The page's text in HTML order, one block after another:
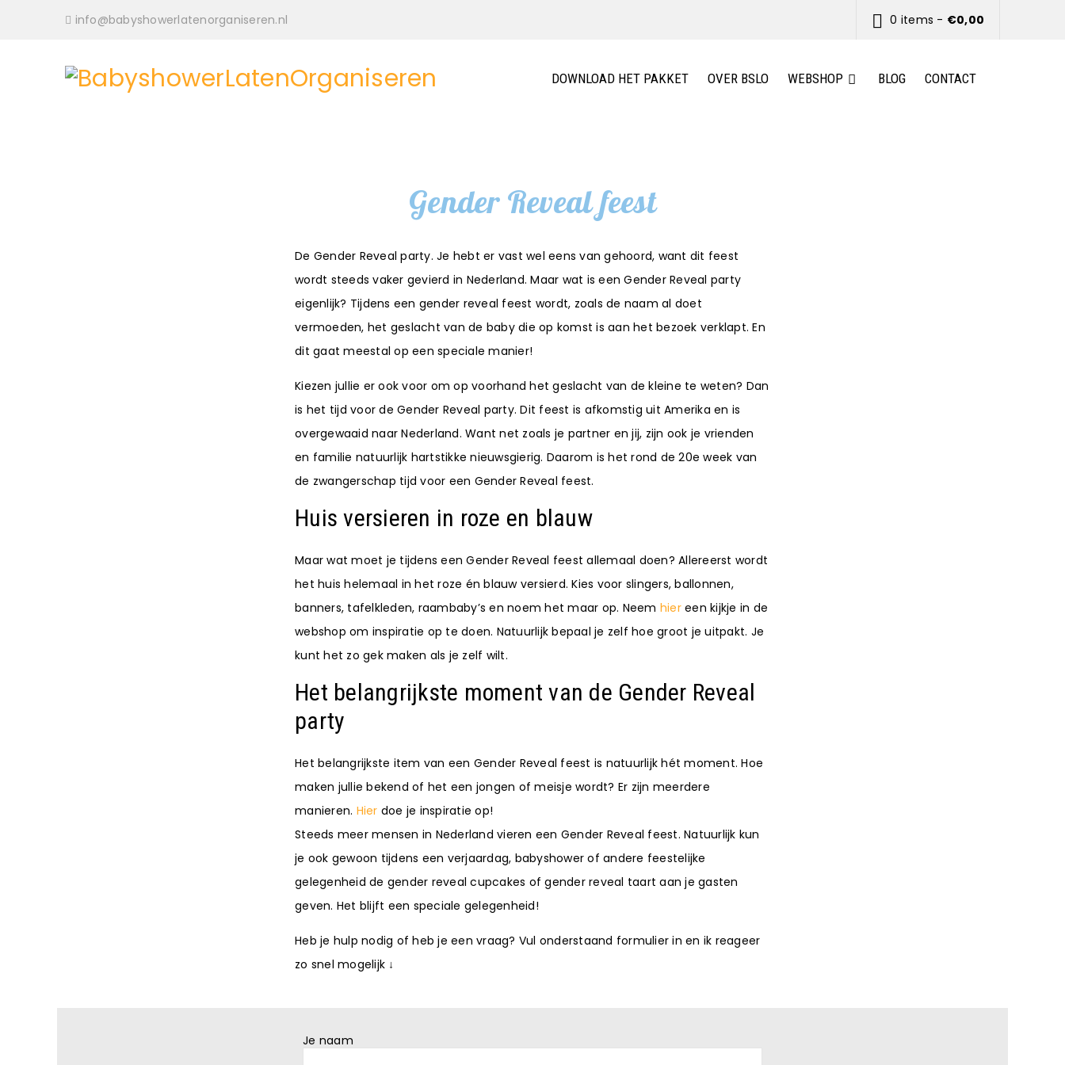
info@babyshowerlatenorganiseren.nl 0 items - €0,00
DOWNLOAD HET PAKKET OVER BSLO WEBSHOP BLOG CONTACT
Gender Reveal feest
De Gender Reveal party. Je hebt er vast wel eens van gehoord, want dit feest
wordt steeds vaker gevierd in Nederland. Maar wat is een Gender Reveal party
eigenlijk? Tijdens een gender reveal feest wordt, zoals de naam al doet
vermoeden, het geslacht van de baby die op komst is aan het bezoek verklapt. En
dit gaat meestal op een speciale manier!
Kiezen jullie er ook voor om op voorhand het geslacht van de kleine te weten? Dan
is het tijd voor de Gender Reveal party. Dit feest is afkomstig uit Amerika en is
overgewaaid naar Nederland. Want net zoals je partner en jij, zijn ook je vrienden
en familie natuurlijk hartstikke nieuwsgierig. Daarom is het rond de 20e week van
de zwangerschap tijd voor een Gender Reveal feest.
Huis versieren in roze en blauw
Maar wat moet je tijdens een Gender Reveal feest allemaal doen? Allereerst wordt
het huis helemaal in het roze én blauw versierd. Kies voor slingers, ballonnen,
banners, tafelkleden, raambaby’s en noem het maar op. Neem hiereen kijkje in de
webshop om inspiratie op te doen. Natuurlijk bepaal je zelf hoe groot je uitpakt. Je
kunt het zo gek maken als je zelf wilt.
Het belangrijkste moment van de Gender Reveal
party
Het belangrijkste item van een Gender Reveal feest is natuurlijk hét moment. Hoe
maken jullie bekend of het een jongen of meisje wordt? Er zijn meerdere
manieren. Hier doe je inspiratie op!
Steeds meer mensen in Nederland vieren een Gender Reveal feest. Natuurlijk kun
je ook gewoon tijdens een verjaardag, babyshower of andere feestelijke
gelegenheid de gender reveal cupcakes of gender reveal taart aan je gasten
geven. Het blijft een speciale gelegenheid!
Heb je hulp nodig of heb je een vraag? Vul onderstaand formulier in en ik reageer
zo snel mogelijk ↓
Je naam